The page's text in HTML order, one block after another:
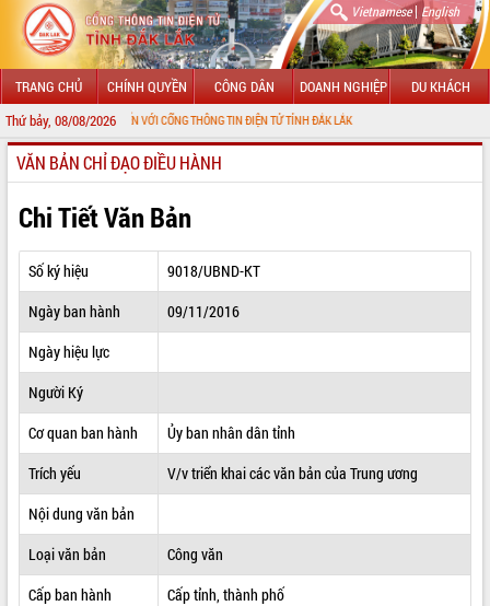
Vietnamese| English
TRANG CHỦ CHÍNH QUYỀN CÔNG DÂN DOANH NGHIỆP DU KHÁCH
Thứ bảy, 08/08/2026
MỪNG ĐẾN VỚI CỔNG THÔNG TIN ĐIỆN TỬ TỈNH ĐẮK LẮK
GIỚI THIỆU
LÃNH ĐẠO UBND TỈNH
TIN TỨC SỰ KIỆN
SỞ, BAN, NGÀNH
THÔNG TIN CHỈ ĐẠO ĐIỀU HÀNH
HỆ THỐNG VĂN BẢN
VĂN BẢN HĐND TỈNH
ĐIỂM TIN VĂN BẢN
QUY HOẠCH - KẾ HOẠCH
VĂN BẢN CHỈ ĐẠO ĐIỀU HÀNH
Chi Tiết Văn Bản
Số ký hiệu
9018/UBND-KT
Ngày ban hành
09/11/2016
Ngày hiệu lực
Người Ký
Cơ quan ban hành
Ủy ban nhân dân tỉnh
Trích yếu
V/v triển khai các văn bản của Trung ương
Nội dung văn bản
Loại văn bản
Công văn
Cấp ban hành
Cấp tỉnh, thành phố